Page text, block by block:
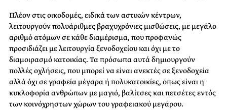
Πλέον στις οικοδομές, ειδικά των αστικών κέντρων,
λειτουργούν πολυάριθμες βραχυχρόνιες μισθώσεις, με μεγάλο
αριθμό ατόμων σε κάθε διαμέρισμα, που προφανώς
προσιδιάζει με λειτουργία ξενοδοχείου και όχι με το
διαμοιρασμό κατοικίας. Τα πρόσωπα αυτά δημιουργούν
πολλές οχλήσεις, που μπορεί να είναι ανεκτές σε ξενοδοχεία
αλλά όχι σε γραφεία μέγαρα ή πολυκατοικίες, όπως είναι η
κυκλοφορία ανθρώπων με μαγιό, βαλίτσες και πετσέτες εντός
των κοινόχρηστων χώρων του γραφειακού μεγάρου.